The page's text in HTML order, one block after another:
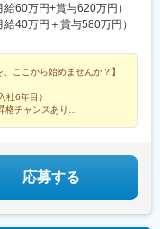
馬喰町駅、京成上野駅、汐
動前駅、品川駅、国道
橋駅、三条駅(京都府)、常
・大丸前駅、花隈駅、神
阪神線)、赤坂駅(福岡
９条旭山公園通駅、勾当
雲寺前駅、鵜沼駅、宇都宮
、武蔵小杉、元住吉、川
岡、大宮西、大宮、浦
、高畑、大曽根、本陣、
阪＞守口、豊中、高槻、
、西宮、六甲道＜福岡＞
米、春日原★平均年収
！
、吉祥寺駅、府中駅(東京
茅ケ崎駅、中山駅(神奈川
大岡駅、大宮駅(埼玉県)、
駅、浦安駅(千葉県)、柏
群馬県)、韮川駅、名古屋
、本陣駅、金山駅(愛知
駅、尾張一宮駅、梅田駅
、新在家駅、天神駅、香
駅、西鉄久留米駅、春日原
ケ谷駅、豊島園駅(都営
60万円+賞与620万円）
40万円＋賞与580万円）
、ここから始めませんか？】
社6年目）
格チャンスあり
応募する